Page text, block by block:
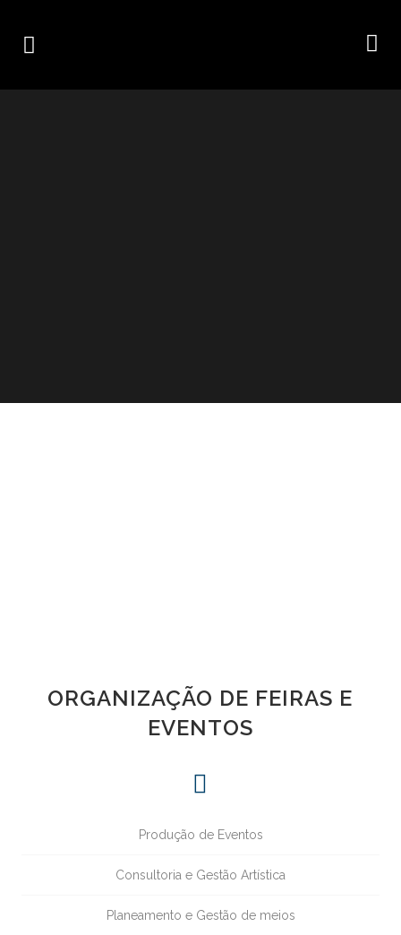
ORGANIZAÇÃO DE FEIRAS E
EVENTOS
Produção de Eventos
Consultoria e Gestão Artística
Planeamento e Gestão de meios